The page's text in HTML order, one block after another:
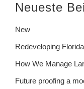
Neueste
New
Redeveloping
How We Manage
Future proofing a